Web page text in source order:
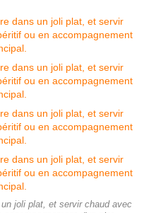
joli plat, et servir chaud avec